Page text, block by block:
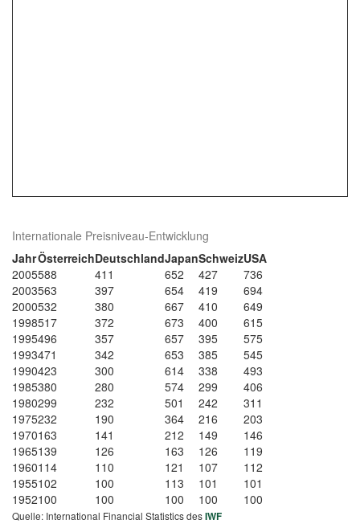
Internationale Preisniveau-Entwicklung
JahrÖsterreichDeutschlandJapanSchweizUSA
2005588 411 652 427
736
2003563 397 654 419
694
2000532 380 667 410
649
1998517 372 673 400
615
1995496 357 657 395
575
1993471 342 653 385
545
1990423 300 614 338
493
1985380 280 574 299
406
1980299 232 501 242
311
1975232 190 364 216
203
1970163 141 212 149
146
1965139 126 163 126
119
1960114 110 121 107
112
1955102 100 113 101
101
1952100 100 100 100 100
Quelle: International Financial Statistics desIWF